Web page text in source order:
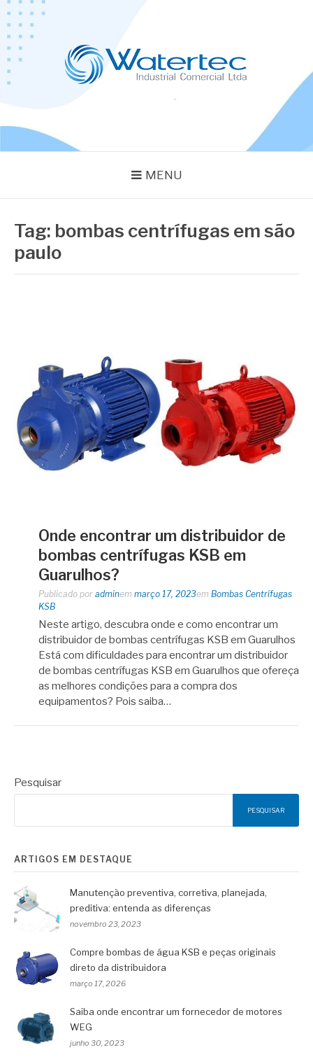
Pular
para
conteúdo
MENU
Tag: bombas centrífugas em são
paulo
Onde encontrar um distribuidor de
bombas centrífugas KSB em
Guarulhos?
Publicado por adminem março 17, 2023em Bombas Centrífugas
KSB
Neste artigo, descubra onde e como encontrar um
distribuidor de bombas centrífugas KSB em Guarulhos
Está com dificuldades para encontrar um distribuidor
de bombas centrífugas KSB em Guarulhos que ofereça
as melhores condições para a compra dos
equipamentos? Pois saiba…
Pesquisar
PESQUISAR
ARTIGOS EM DESTAQUE
Manutenção preventiva, corretiva, planejada,
preditiva: entenda as diferenças
novembro 23, 2023
Compre bombas de água KSB e peças originais
direto da distribuidora
março 17, 2026
Saiba onde encontrar um fornecedor de motores
WEG
junho 30, 2023